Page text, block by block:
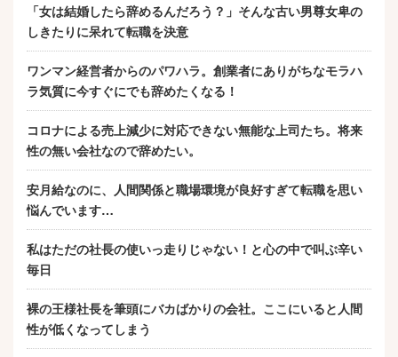
「女は結婚したら辞めるんだろう？」そんな古い男尊女卑の
しきたりに呆れて転職を決意
ワンマン経営者からのパワハラ。創業者にありがちなモラハ
ラ気質に今すぐにでも辞めたくなる！
コロナによる売上減少に対応できない無能な上司たち。将来
性の無い会社なので辞めたい。
安月給なのに、人間関係と職場環境が良好すぎて転職を思い
悩んでいます…
私はただの社長の使いっ走りじゃない！と心の中で叫ぶ辛い
毎日
裸の王様社長を筆頭にバカばかりの会社。ここにいると人間
性が低くなってしまう